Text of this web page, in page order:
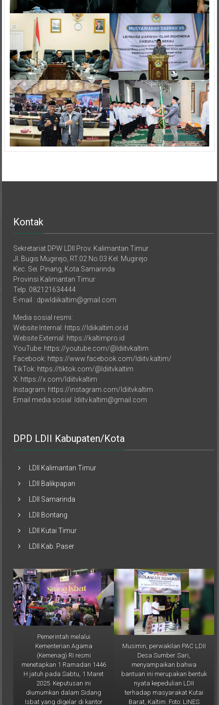
Jl. Bugis Mugirejo, RT.02 No.03 Kel. Mugirejo
Kec. Sei. Pinang, Kota Samarinda
Provinsi Kalimantan Timur
Telp. 082121634444
E-mail : dpwldiikaltim@gmail.com
Website Internal: https://ldiikaltim.or.id
Website External: https://kaltimpro.id
YouTube: https://youtube.com/@ldiitvkaltim
Facebook: https://www.facebook.com/ldiitv.kaltim/
TikTok: https://tiktok.com/@ldiitvkaltim
X: https://x.com/ldiitvkaltim
Instagram: https://instagram.com/ldiitvkaltim
Email media sosial: ldiitv.kaltim@gmail.com
LDII Samarinda
LDII Kutai Timur
Pemerintah melalui
Kementerian Agama
(Kemenag) RI resmi
menetapkan 1 Ramadan 1446
H jatuh pada Sabtu, 1 Maret
2025. Keputusan ini
diumumkan dalam Sidang
Isbat yang digelar di kantor
Kemenag RI, Jakarta, pada
Musimin, perwakilan PAC LDII
Desa Sumber Sari,
menyampaikan bahwa
bantuan ini merupakan bentuk
nyata kepedulian LDII
terhadap masyarakat Kutai
Barat, Kaltim. Foto: LINES